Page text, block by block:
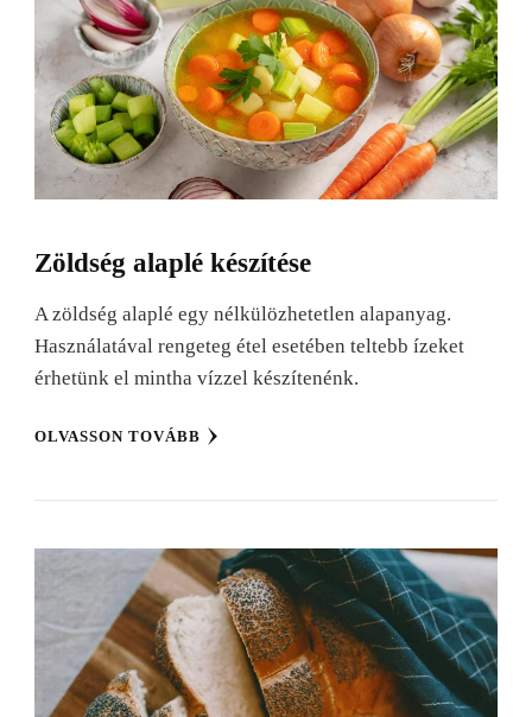
Zöldség alaplé készítése
A zöldség alaplé egy nélkülözhetetlen alapanyag.
Használatával rengeteg étel esetében teltebb ízeket
érhetünk el mintha vízzel készítenénk.
OLVASSON TOVÁBB